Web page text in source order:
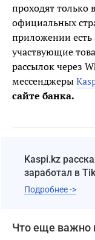
проходят
официальных
приложении есть
участвующие
рассылок через
мессенджеры
сайте банка.
Kaspi.kz
заработал в
Подробнее ->
Что еще важно